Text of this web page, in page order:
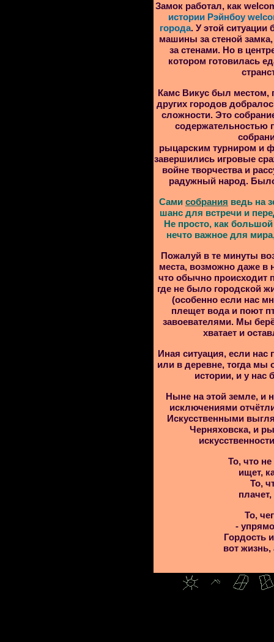
Замок работал, как
истории Рэйнбоу
города. У этой
машины за стеной
за стенами. Но в
котором готовилась
Камс Викус был местом,
других городов
сложности. Это
содержательностью
рыцарским турниром и
завершились игровые
войне творчества и
радужный народ.
Сами собрания ведь на
шанс для встречи и
Не просто, как
нечто важное для
Пожалуй в те минуты
места, возможно даже
что обычно происходит
где не было городской
(особенно если нас
плещет вода и поют
завоевателями. Мы
хватает и
Иная ситуация, если нас
или в деревне, тогда мы
истории, и у нас
Ныне на этой земле, и
исключениями
Искусственными
Черняховска, и
То, что
ищет,
То,
То,
-
Гордость
вот